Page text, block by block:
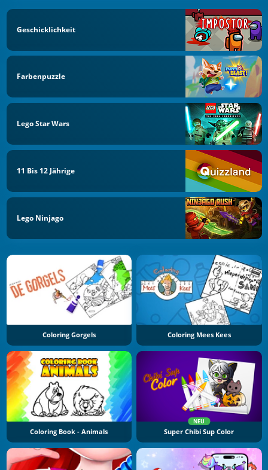
Geschicklichkeit
Farbenpuzzle
Lego Star Wars
11 Bis 12 Jährige
Lego Ninjago
Coloring Gorgels Coloring Mees Kees
Coloring Book - Animals
NEU
Super Chibi Sup Color